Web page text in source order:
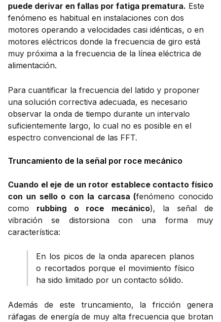
puede derivar en fallas por fatiga prematura. Este
fenómeno es habitual en instalaciones con dos
motores operando a velocidades casi idénticas, o en
motores eléctricos donde la frecuencia de giro está
muy próxima a la frecuencia de la línea eléctrica de
alimentación.
Para cuantificar la frecuencia del latido y proponer
una solución correctiva adecuada, es necesario
observar la onda de tiempo durante un intervalo
suficientemente largo, lo cual no es posible en el
espectro convencional de las FFT.
Truncamiento de la señal por roce mecánico
Cuando el eje de un rotor establece contacto físico
con un sello o con la carcasa (fenómeno conocido
como rubbing o roce mecánico), la señal de
vibración se distorsiona con una forma muy
característica:
En los picos de la onda aparecen planos
o recortados porque el movimiento físico
ha sido limitado por un contacto sólido.
Además de este truncamiento, la fricción genera
ráfagas de energía de muy alta frecuencia que brotan